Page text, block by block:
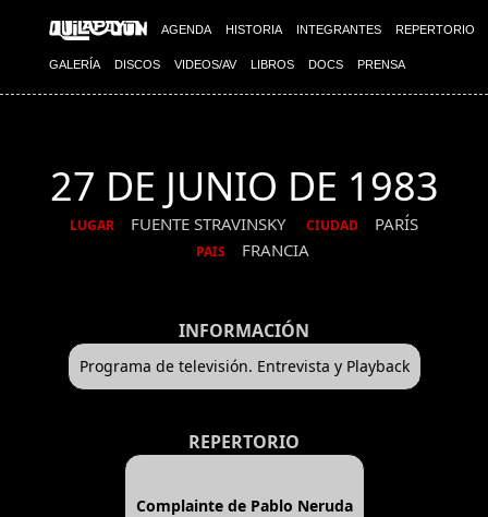
AGENDA HISTORIA INTEGRANTES REPERTORIO
GALERÍA DISCOS VIDEOS/AV LIBROS DOCS PRENSA
27 DE JUNIO DE 1983
LUGAR FUENTE STRAVINSKY CIUDAD PARÍS
PAIS FRANCIA
INFORMACIÓN
Programa de televisión. Entrevista y Playback
REPERTORIO
Complainte de Pablo Neruda